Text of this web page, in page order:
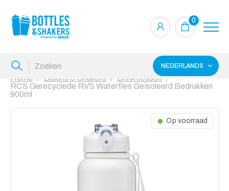
0
NEDERLANDS
Home Bidons & Shakers
Drinkflessen
RCS Gerecyclede RVS Waterfles Geïsoleerd Bedrukken
900ml
Op voorraad